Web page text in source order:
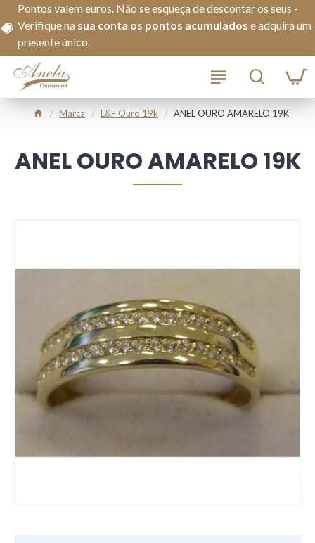
Pontos valem euros. Não se esqueça de descontar os seus -
Verifique na sua conta os pontos acumulados e adquira um
presente único.
Marca L&f Ouro 19k ANEL OURO AMARELO 19K
ANEL OURO AMARELO 19K